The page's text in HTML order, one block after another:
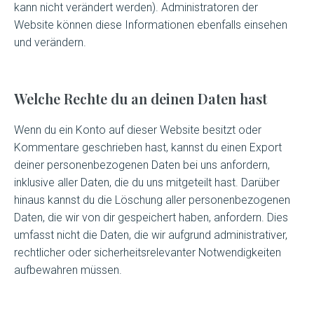
kann nicht verändert werden). Administratoren der
Website können diese Informationen ebenfalls einsehen
und verändern.
Welche Rechte du an deinen Daten hast
Wenn du ein Konto auf dieser Website besitzt oder
Kommentare geschrieben hast, kannst du einen Export
deiner personenbezogenen Daten bei uns anfordern,
inklusive aller Daten, die du uns mitgeteilt hast. Darüber
hinaus kannst du die Löschung aller personenbezogenen
Daten, die wir von dir gespeichert haben, anfordern. Dies
umfasst nicht die Daten, die wir aufgrund administrativer,
rechtlicher oder sicherheitsrelevanter Notwendigkeiten
aufbewahren müssen.